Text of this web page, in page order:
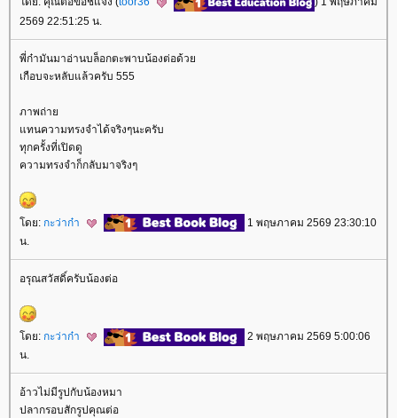
2569 22:51:25 น.
พี่ก๋ามันมาอ่านบล็อกตะพาบน้องต่อด้ว
เกือบจะหลับแล้วครับ 555
ภาพถ่า
ทนความทรงจำได้จริงๆนะครับ
ทุกครั้งที่เปิดดู
ความทรงจำก็กลับมาจริงๆ
ดย: กะว่าก๋า
1 พฤษภาคม 2569 23:30:10
น.
อรุณสวัสดิ์ครับน้องต่อ
ดย: กะว่าก๋า
2 พฤษภาคม 2569 5:00:06
น.
อ้าวไม่มีรูปกับน้องหมา
ปลากรอบสักรูปคุณต่อ